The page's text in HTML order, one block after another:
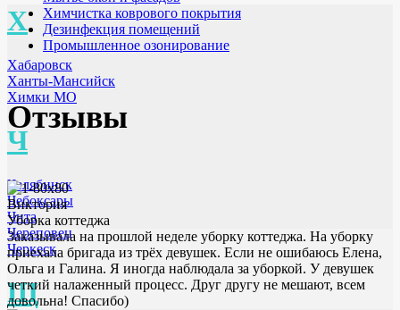
Х
Хабаровск
Ханты-Мансийск
Химки МО
Ч
Челябинск
Чебоксары
Чита
Череповец
Черкеск
Щ
Химчистка коврового покрытия
Дезинфекция помещений
Промышленное озонирование
Отзывы
Виктория
Уборка коттеджа
Заказывала на прошлой неделе уборку коттеджа. На уборку
приехала бригада из трёх девушек. Если не ошибаюсь Елена,
Ольга и Галина. Я иногда наблюдала за уборкой. У девушек
четкий налаженный процесс. Друг другу не мешают, всем
довольна! Спасибо)